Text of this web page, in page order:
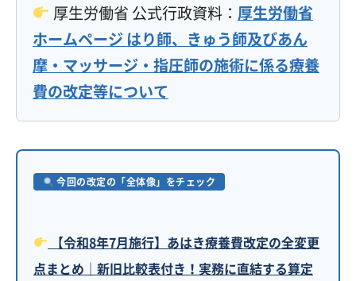
厚生労働省 公式行政資料： 厚生労働省
ホームページ はり師、きゅう師及びあん
摩・マッサージ・指圧師の施術に係る療養
費の改定等について
今回の改定の「全体像」をチェック
【令和8年7月施行】あはき療養費改定の全変更
点まとめ｜新旧比較表付き！実務に直結する算定